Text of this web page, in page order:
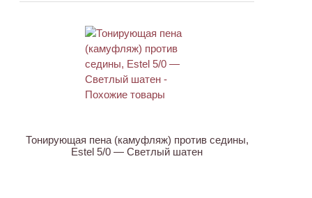
Тонирующая пена (камуфляж) против седины,
Estel 5/0 — Светлый шатен